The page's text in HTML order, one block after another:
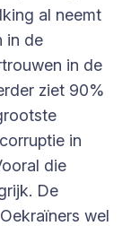
al neemt
in de
in de
ziet 90%
in
die
De
wel